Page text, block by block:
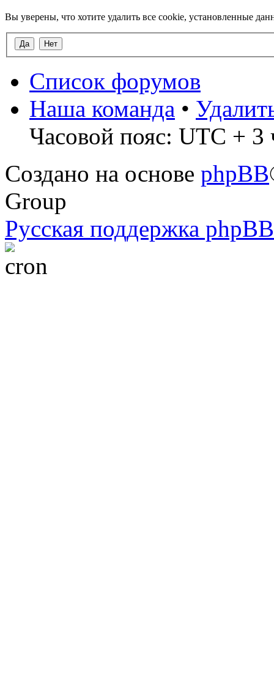
Вы уверены, что хотите удалить все cookie, установленные
Список форумов
Наша команда •
Часовой пояс: UTC + 3
Создано на основе phpBB
Group
Русская поддержка phpBB